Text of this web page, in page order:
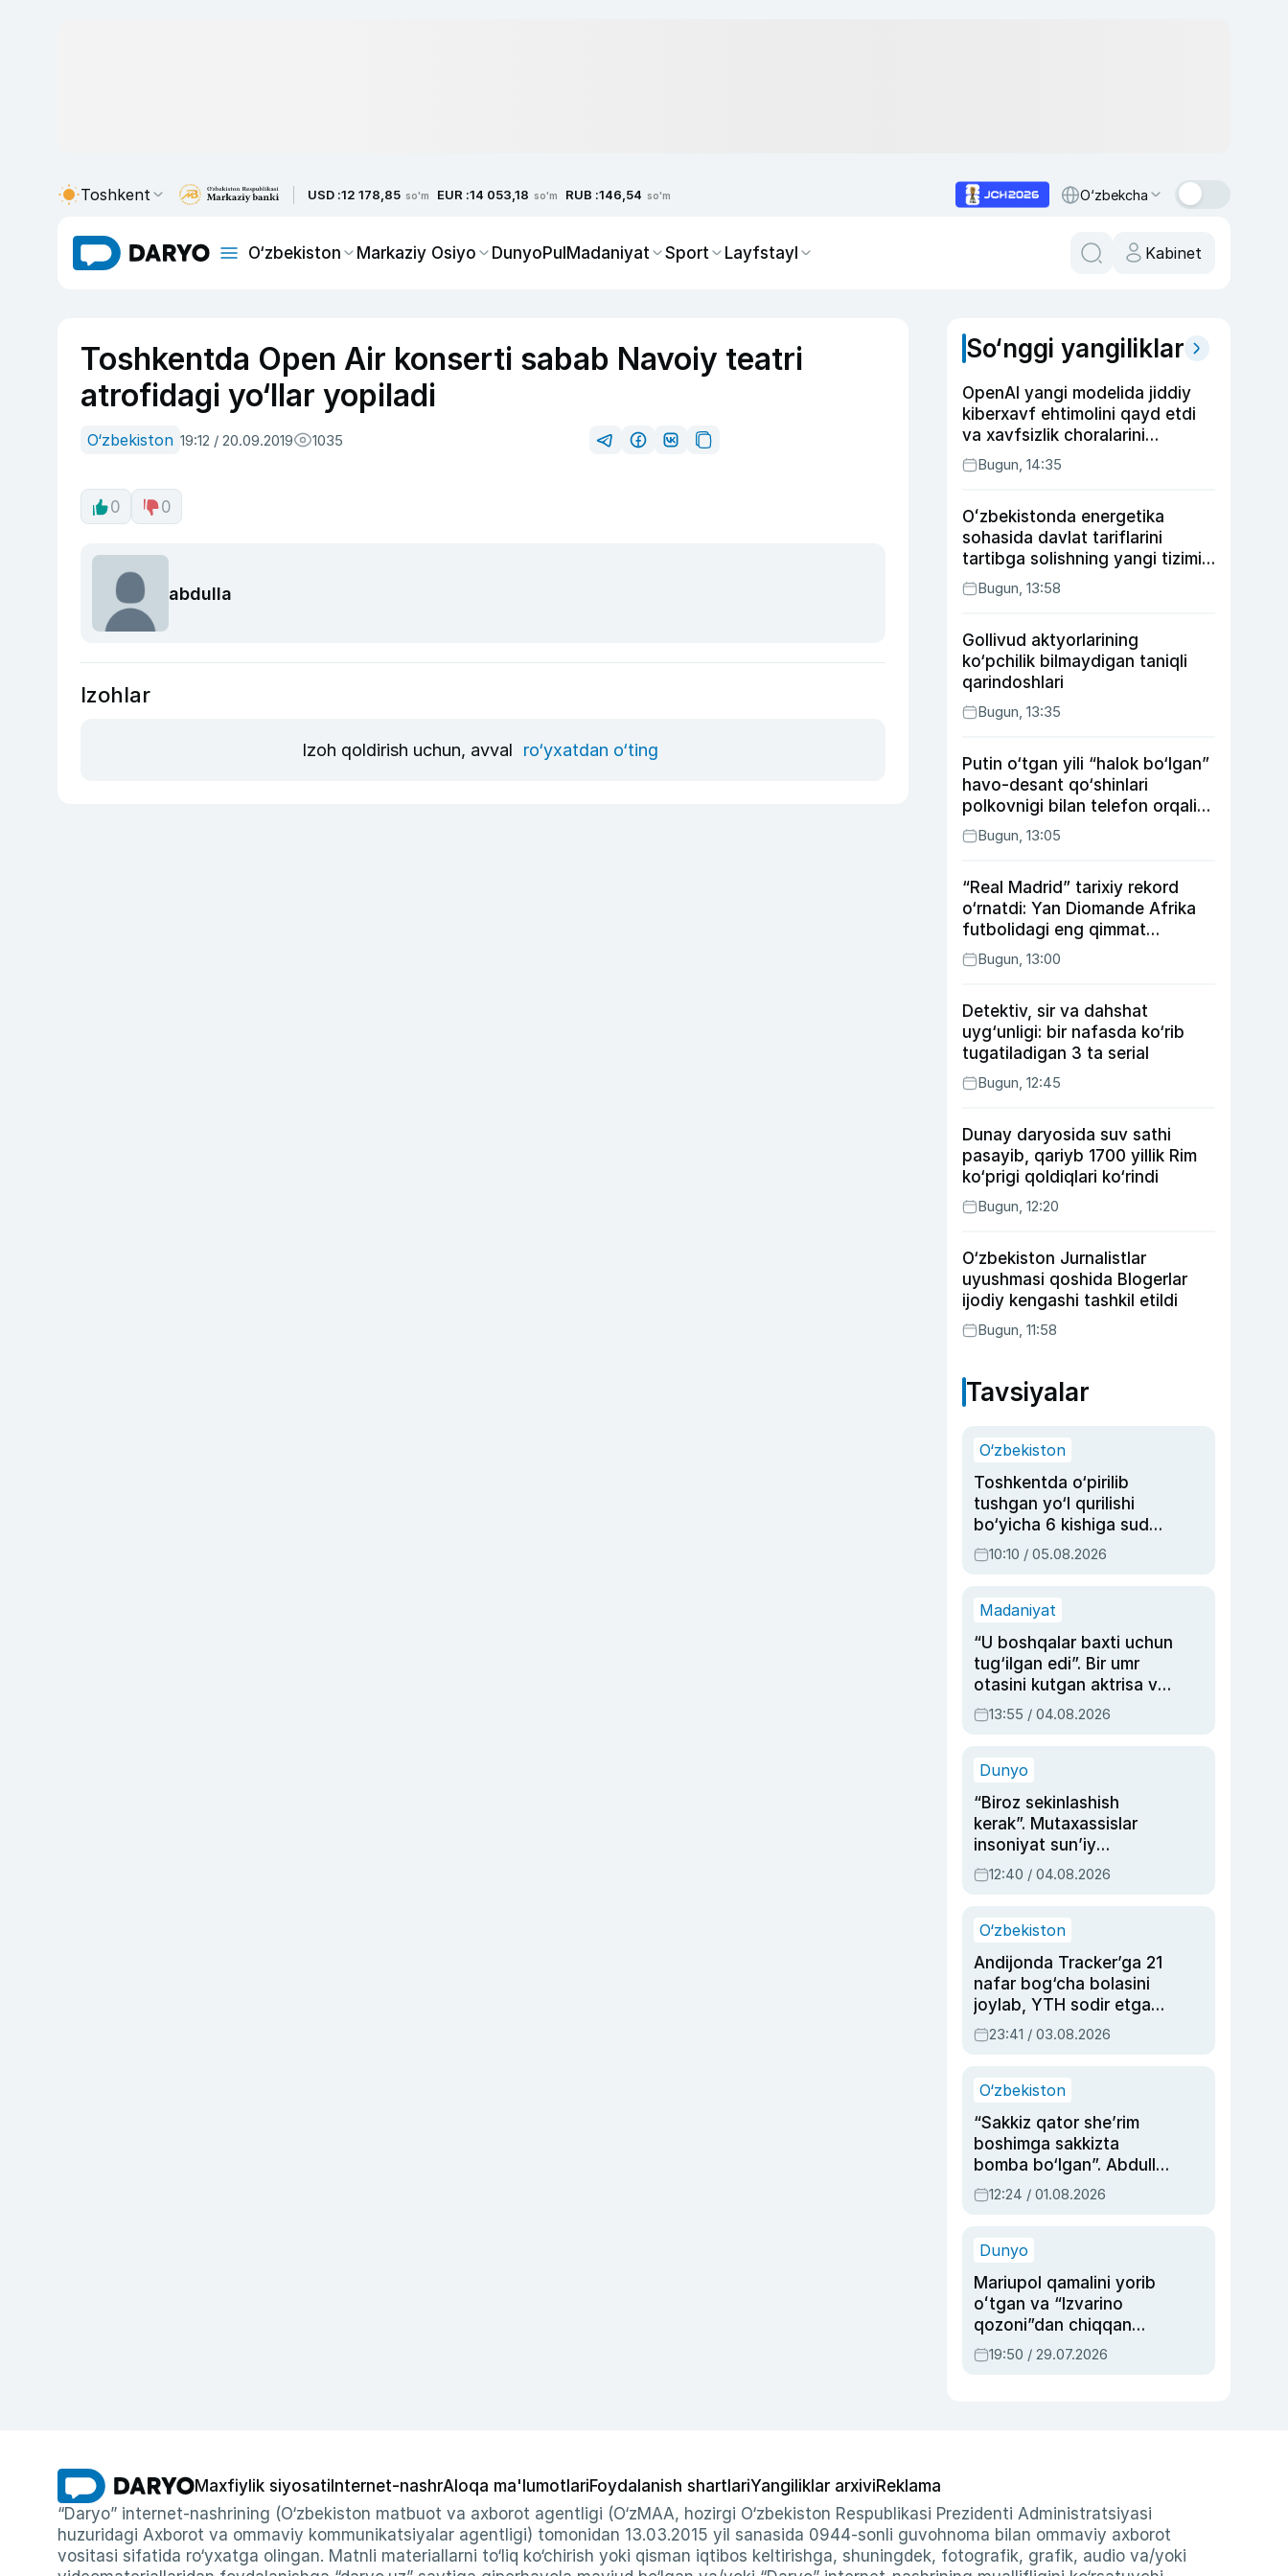
Toshkent USD :12 178,85 so'm EUR :14 053,18 so'm RUB :146,54 so'm O‘zbekcha
O‘zbekiston Markaziy Osiyo DunyoPulMadaniyat Sport Layfstayl Kabinet
Toshkentda Open Air konserti sabab Navoiy teatri
atrofidagi yo‘llar yopiladi
O‘zbekiston 19:12 / 20.09.2019 1035
0 0
abdulla
Izohlar
Izoh qoldirish uchun, avval ro‘yxatdan o‘ting
So‘nggi yangiliklar
OpenAI yangi modelida jiddiy
kiberxavf ehtimolini qayd etdi
va xavfsizlik choralarini
kuchaytirdi
Bugun, 14:35
Oʻzbekistonda energetika
sohasida davlat tariflarini
tartibga solishning yangi tizimi
joriy etildi
Bugun, 13:58
Gollivud aktyorlarining
ko‘pchilik bilmaydigan taniqli
qarindoshlari
Bugun, 13:35
Putin o‘tgan yili “halok bo‘lgan”
havo-desant qo‘shinlari
polkovnigi bilan telefon orqali
suhbatlashdi
Bugun, 13:05
“Real Madrid” tarixiy rekord
o‘rnatdi: Yan Diomande Afrika
futbolidagi eng qimmat
transferga aylandi
Bugun, 13:00
Detektiv, sir va dahshat
uyg‘unligi: bir nafasda ko‘rib
tugatiladigan 3 ta serial
Bugun, 12:45
Dunay daryosida suv sathi
pasayib, qariyb 1700 yillik Rim
ko‘prigi qoldiqlari ko‘rindi
Bugun, 12:20
O‘zbekiston Jurnalistlar
uyushmasi qoshida Blogerlar
ijodiy kengashi tashkil etildi
Bugun, 11:58
Tavsiyalar
O‘zbekiston
Toshkentda o‘pirilib
tushgan yo‘l qurilishi
bo‘yicha 6 kishiga sud
hukmi o‘qildi
10:10 / 05.08.2026
Madaniyat
“U boshqalar baxti uchun
tug‘ilgan edi”. Bir umr
otasini kutgan aktrisa va
dublyaj ustasi Rimma
Ahmedovaning
13:55 / 04.08.2026
Dunyo
“Biroz sekinlashish
kerak”. Mutaxassislar
insoniyat sun’iy
intellektni boshqara
olmay qolishidan xavotir
12:40 / 04.08.2026
O‘zbekiston
Andijonda Tracker’ga 21
nafar bog‘cha bolasini
joylab, YTH sodir etgan
ayolga sud hukmi o‘qildi
23:41 / 03.08.2026
O‘zbekiston
“Sakkiz qator she’rim
boshimga sakkizta
bomba bo‘lgan”. Abdulla
Oripovni siyosiy
ayblovlardan asrab
12:24 / 01.08.2026
Dunyo
Mariupol qamalini yorib
oʻtgan va “Izvarino
qozoni”dan chiqqan
qahramon — Ukraina
armiyasi bosh
19:50 / 29.07.2026
Maxfiylik siyosati Internet-nashrAloqa ma'lumotlariFoydalanish shartlariYangiliklar arxiviReklama
“Daryo” internet-nashrining (O‘zbekiston matbuot va axborot agentligi (O‘zMAA, hozirgi O‘zbekiston Respublikasi Prezidenti Administratsiyasi
huzuridagi Axborot va ommaviy kommunikatsiyalar agentligi) tomonidan 13.03.2015 yil sanasida 0944-sonli guvohnoma bilan ommaviy axborot
vositasi sifatida ro‘yxatga olingan. Matnli materiallarni to‘liq ko‘chirish yoki qisman iqtibos keltirishga, shuningdek, fotografik, grafik, audio va/yoki